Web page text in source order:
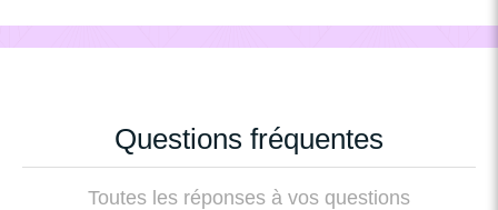
Questions fréquentes
Toutes les réponses à vos questions